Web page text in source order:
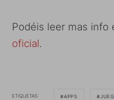
Podéis leer mas info
oficial.
ETIQUETAS APPS